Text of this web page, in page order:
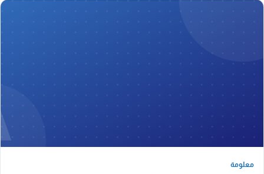
معلومة